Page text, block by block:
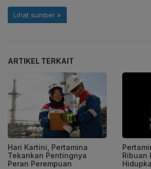
ARTIKEL TERKAIT
Hari Kartini, Pertamina
Tekankan Pentingnya
Peran Perempuan
Ribuan